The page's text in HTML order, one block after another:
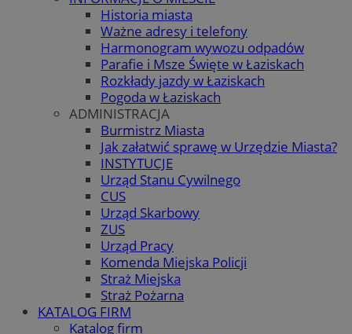
Historia miasta
Ważne adresy i telefony
Harmonogram wywozu odpadów
Parafie i Msze Święte w Łaziskach
Rozkłady jazdy w Łaziskach
Pogoda w Łaziskach
ADMINISTRACJA
Burmistrz Miasta
Jak załatwić sprawę w Urzędzie Miasta?
INSTYTUCJE
Urząd Stanu Cywilnego
CUS
Urząd Skarbowy
ZUS
Urząd Pracy
Komenda Miejska Policji
Straż Miejska
Straż Pożarna
KATALOG FIRM
Katalog firm